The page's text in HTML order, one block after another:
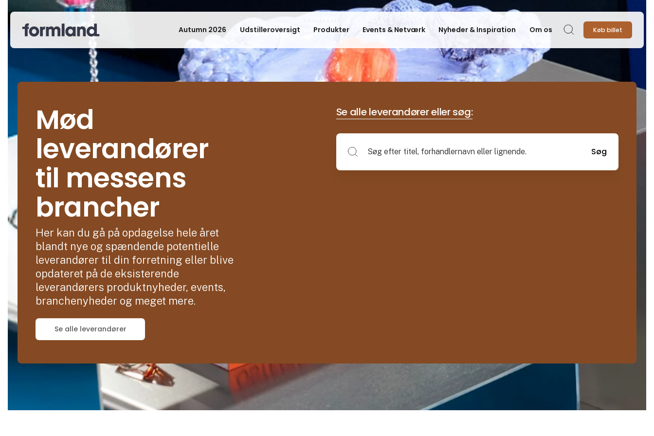
Autumn 2026 Udstilleroversigt Produkter Events & Netværk Nyheder & Inspiration Om os Søg Køb billet
Mød
leverandører
til messens
brancher
Her kan du gå på opdagelse hele året
blandt nye og spændende potentielle
leverandører til din forretning eller blive
opdateret på de eksisterende
leverandørers produktnyheder, events,
branchenyheder og meget mere.
Se alle leverandører
Se alle leverandører eller søg:
Søg